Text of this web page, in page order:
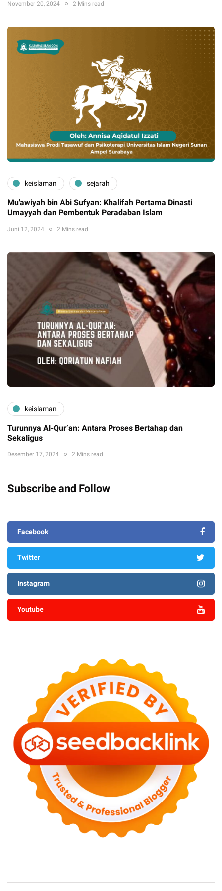
November 20, 2024 2 Mins read
keislaman sejarah
Mu'awiyah bin Abi Sufyan: Khalifah Pertama Dinasti
Umayyah dan Pembentuk Peradaban Islam
Juni 12, 2024 2 Mins read
keislaman
Turunnya Al-Qur’an: Antara Proses Bertahap dan
Sekaligus
Desember 17, 2024 2 Mins read
Subscribe and Follow
Facebook
Twitter
Instagram
Youtube